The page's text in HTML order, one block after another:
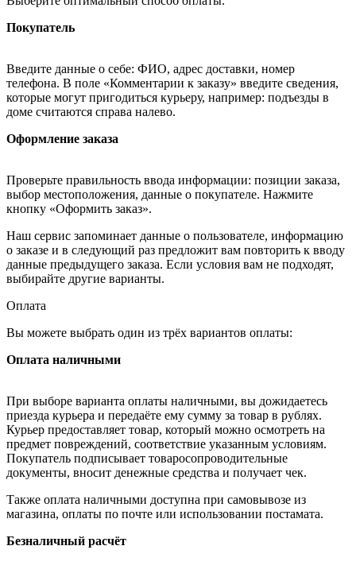
Покупатель
Введите данные о себе: ФИО, адрес доставки, номер
телефона. В поле «Комментарии к заказу» введите сведения,
которые могут пригодиться курьеру, например: подъезды в
доме считаются справа налево.
Оформление заказа
Проверьте правильность ввода информации: позиции заказа,
выбор местоположения, данные о покупателе. Нажмите
кнопку «Оформить заказ».
Наш сервис запоминает данные о пользователе, информацию
о заказе и в следующий раз предложит вам повторить к вводу
данные предыдущего заказа. Если условия вам не подходят,
выбирайте другие варианты.
Оплата
Вы можете выбрать один из трёх вариантов оплаты:
Оплата наличными
При выборе варианта оплаты наличными, вы дожидаетесь
приезда курьера и передаёте ему сумму за товар в рублях.
Курьер предоставляет товар, который можно осмотреть на
предмет повреждений, соответствие указанным условиям.
Покупатель подписывает товаросопроводительные
документы, вносит денежные средства и получает чек.
Также оплата наличными доступна при самовывозе из
магазина, оплаты по почте или использовании постамата.
Безналичный расчёт